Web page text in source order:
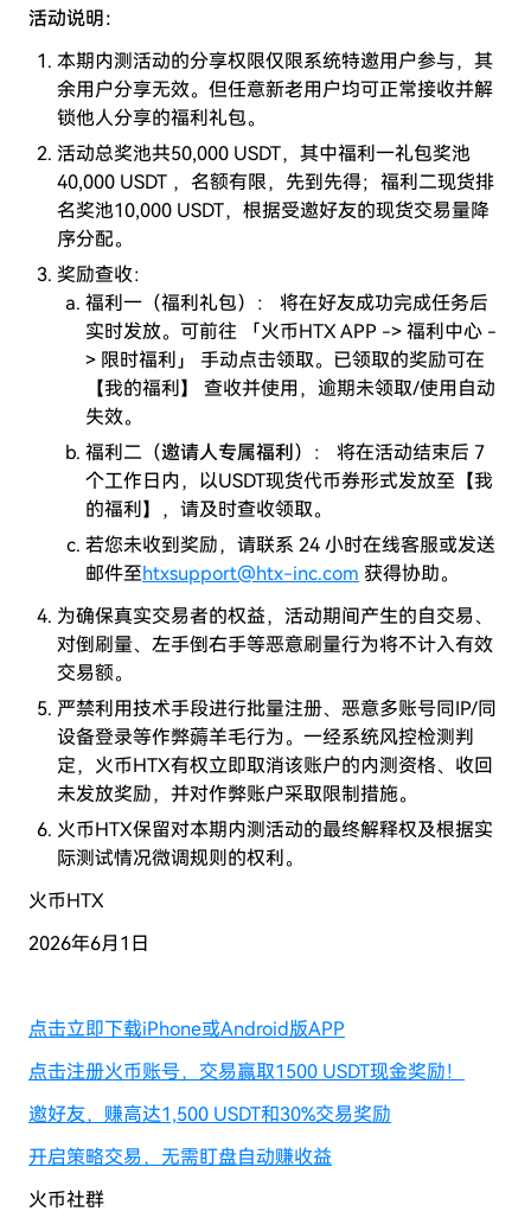
活动说明：
本期内测活动的分享权限仅限系统特邀用户参与，其
余用户分享无效。但任意新老用户均可正常接收并解
锁他人分享的福利礼包。
活动总奖池共50,000 USDT，其中福利一礼包奖池
40,000 USDT ，名额有限，先到先得；福利二现货排
名奖池10,000 USDT，根据受邀好友的现货交易量降
序分配。
奖励查收：
福利一（福利礼包）： 将在好友成功完成任务后
实时发放。可前往 「火币HTX APP -> 福利中心 -
> 限时福利」 手动点击领取。已领取的奖励可在
【我的福利】 查收并使用，逾期未领取/使用自动
失效。
福利二（邀请人专属福利 ）： 将在活动结束后 7
个工作日内，以USDT现货代币券形式发放至【我
的福利】，请及时查收领取。
若您未收到奖励，请联系 24 小时在线客服或发送
邮件至htxsupport@htx-inc.com 获得协助。
为确保真实交易者的权益，活动期间产生的自交易、
对倒刷量、左手倒右手等恶意刷量行为将不计入有效
交易额。
严禁利用技术手段进行批量注册、恶意多账号同IP/同
设备登录等作弊薅羊毛行为。一经系统风控检测判
定，火币HTX有权立即取消该账户的内测资格、收回
未发放奖励，并对作弊账户采取限制措施。
火币HTX保留对本期内测活动的最终解释权及根据实
际测试情况微调规则的权利。
火币HTX
2026年6月1日
点击立即下载iPhone或Android版APP
点击注册火币账号，交易赢取1500 USDT现金奖励！
邀好友，赚高达1,500 USDT和30%交易奖励
开启策略交易，无需盯盘自动赚收益
火币社群